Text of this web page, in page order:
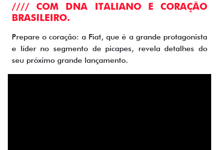
//// COM DNA ITALIANO E CORAÇÃO
BRASILEIRO.
Prepare o coração: a Fiat, que é a grande protagonista
e líder no segmento de picapes, revela detalhes do
seu próximo grande lançamento.